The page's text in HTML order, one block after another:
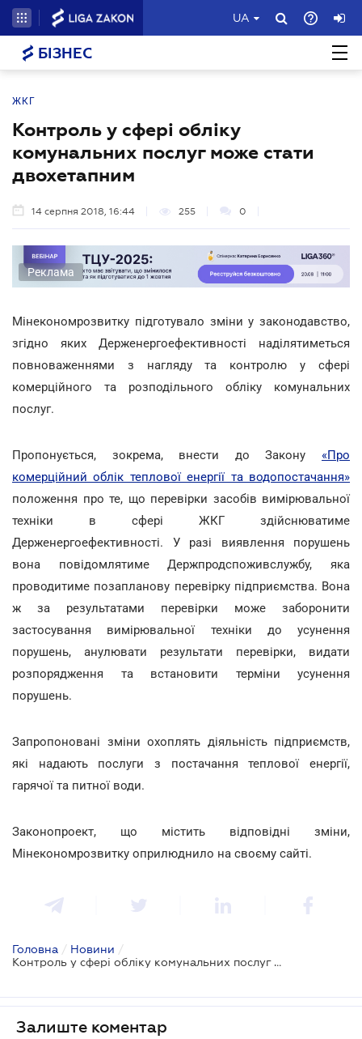
UA
БІЗНЕС
ЖКГ
Контроль у сфері обліку
комунальних послуг може стати
двохетапним
14 серпня 2018, 16:44 255 0
Реклама
Мінекономрозвитку підготувало зміни у законодавство,
згідно яких Держенергоефективності наділятиметься
повноваженнями з нагляду та контролю у сфері
комерційного та розподільного обліку комунальних
послуг.
Пропонується, зокрема, внести до Закону «Про
комерційний облік теплової енергії та водопостачання»
положення про те, що перевірки засобів вимірювальної
техніки в сфері ЖКГ здійснюватиме
Держенергоефективності. У разі виявлення порушень
вона повідомлятиме Держпродспоживслужбу, яка
проводитиме позапланову перевірку підприємства. Вона
ж за результатами перевірки може заборонити
застосування вимірювальної техніки до усунення
порушень, анулювати результати перевірки, видати
розпорядження та встановити терміни усунення
порушень.
Запропоновані зміни охоплять діяльність підприємств,
які надають послуги з постачання теплової енергії,
гарячої та питної води.
Законопроект, що містить відповідні зміни,
Мінекономрозвитку оприлюднило на своєму сайті.
Головна / Новини /
Контроль у сфері обліку комунальних послуг може стати двохетапним
Залиште коментар